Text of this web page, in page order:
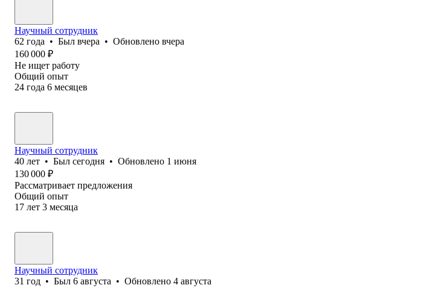
Научный сотрудник
62 года • Был вчера • Обновлено вчера
160 000 ₽
Не ищет работу
Общий опыт
24 года 6 месяцев
Научный сотрудник
40 лет • Был сегодня • Обновлено 1 июня
130 000 ₽
Рассматривает предложения
Общий опыт
17 лет 3 месяца
Научный сотрудник
31 год • Был 6 августа • Обновлено 4 августа